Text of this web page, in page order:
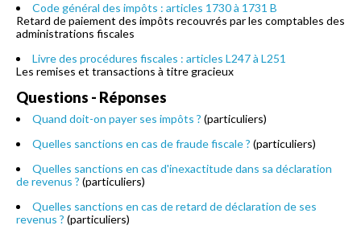
Code général des impôts : articles 1730 à 1731 B
Retard de paiement des impôts recouvrés par les comptables des
administrations fiscales
Livre des procédures fiscales : articles L247 à L251
Les remises et transactions à titre gracieux
Questions - Réponses
Quand doit-on payer ses impôts ? (particuliers)
Quelles sanctions en cas de fraude fiscale ? (particuliers)
Quelles sanctions en cas d'inexactitude dans sa déclaration
de revenus ? (particuliers)
Quelles sanctions en cas de retard de déclaration de ses
revenus ? (particuliers)